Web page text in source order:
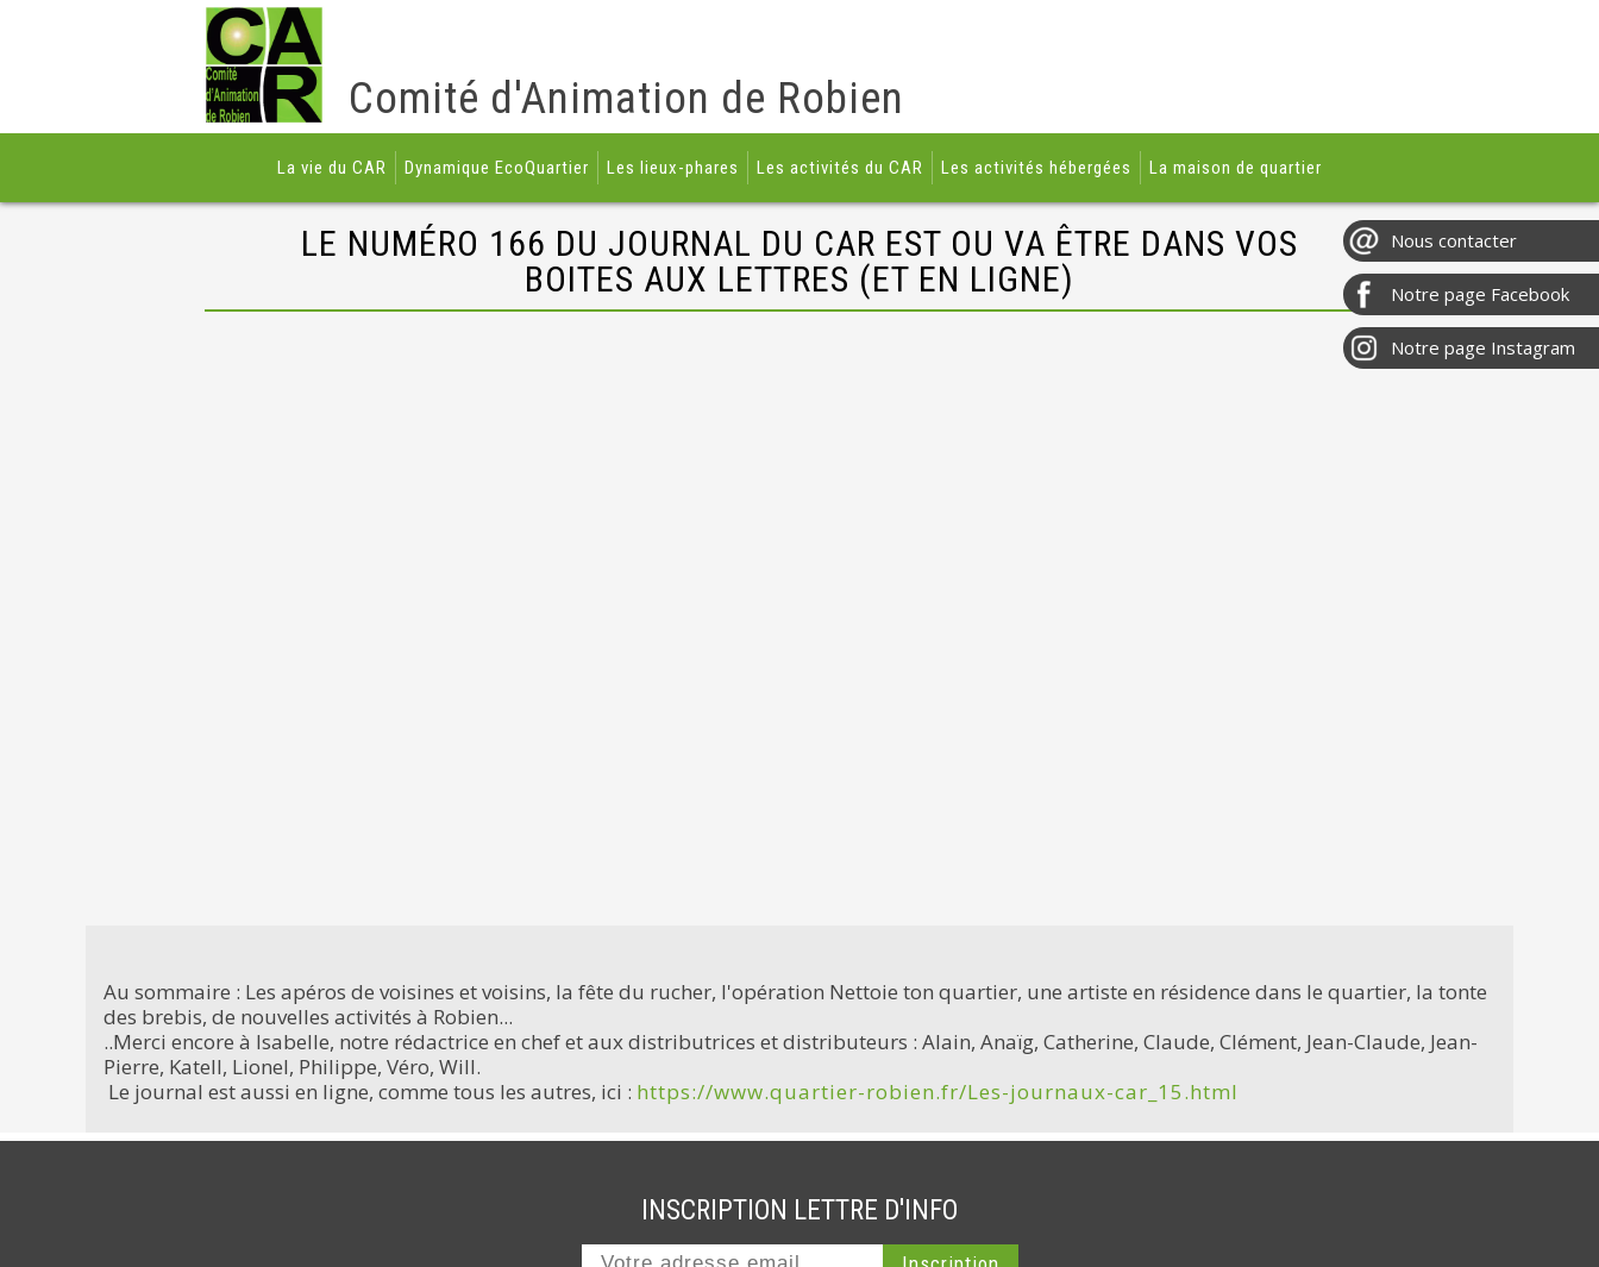
Comité d'Animation de Robien
La vie du CAR Dynamique EcoQuartier Les lieux-phares Les activités du CAR Les activités hébergées La maison de quartier
LE NUMÉRO 166 DU JOURNAL DU CAR EST OU VA ÊTRE DANS VOS
BOITES AUX LETTRES (ET EN LIGNE)
Au sommaire : Les apéros de voisines et voisins, la fête du rucher, l'opération Nettoie ton quartier, une artiste en résidence dans le quartier, la tonte
des brebis, de nouvelles activités à Robien...
..Merci encore à Isabelle, notre rédactrice en chef et aux distributrices et distributeurs : Alain, Anaïg, Catherine, Claude, Clément, Jean-Claude, Jean-
Pierre, Katell, Lionel, Philippe, Véro, Will.
Le journal est aussi en ligne, comme tous les autres, ici : https://www.quartier-robien.fr/Les-journaux-car_15.html
INSCRIPTION LETTRE D'INFO